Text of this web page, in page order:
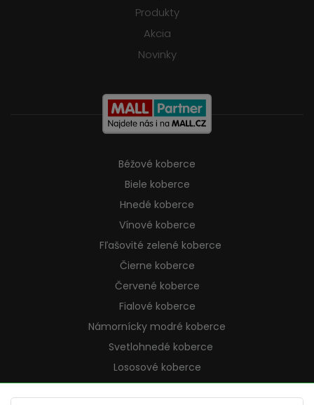
Produkty
Akcia
Novinky
Béžové koberce
Biele koberce
Hnedé koberce
Vínové koberce
Fľašovité zelené koberce
Čierne koberce
Červené koberce
Fialové koberce
Námornícky modré koberce
Svetlohnedé koberce
Lososové koberce
Krémové koberce